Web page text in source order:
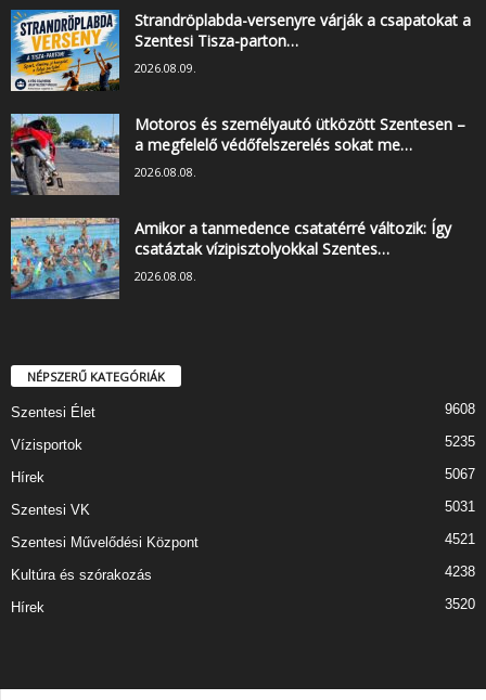
Strandröplabda-versenyre várják a csapatokat a
Szentesi Tisza-parton…
2026.08.09.
Motoros és személyautó ütközött Szentesen –
a megfelelő védőfelszerelés sokat me…
2026.08.08.
Amikor a tanmedence csatatérré változik: Így
csatáztak vízipisztolyokkal Szentes…
2026.08.08.
NÉPSZERŰ KATEGÓRIÁK
Szentesi Élet 9608
Vízisportok 5235
Hírek 5067
Szentesi VK 5031
Szentesi Művelődési Központ 4521
Kultúra és szórakozás 4238
Hírek 3520